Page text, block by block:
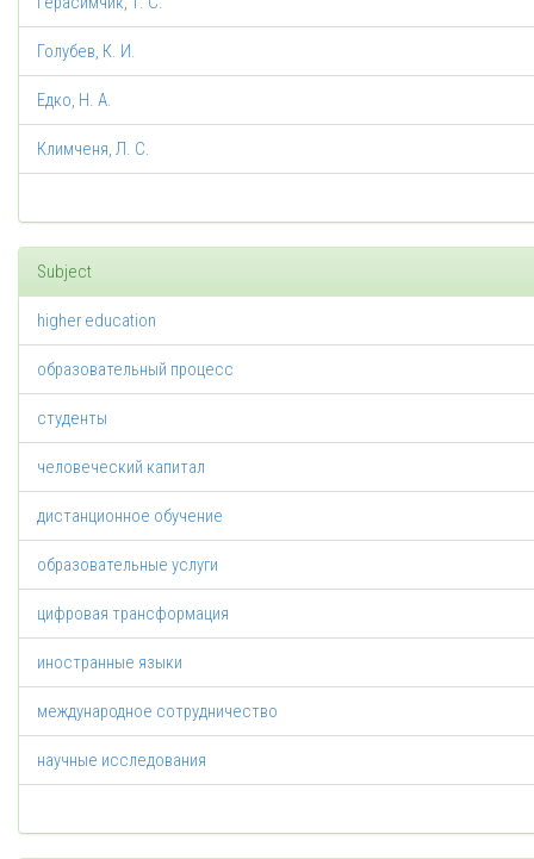
Голубев, К. И.
Едко, Н. А.
Климченя, Л. С.
Subject
higher education
образовательный процесс
студенты
человеческий капитал
дистанционное обучение
образовательные услуги
цифровая трансформация
иностранные языки
международное сотрудничество
научные исследования